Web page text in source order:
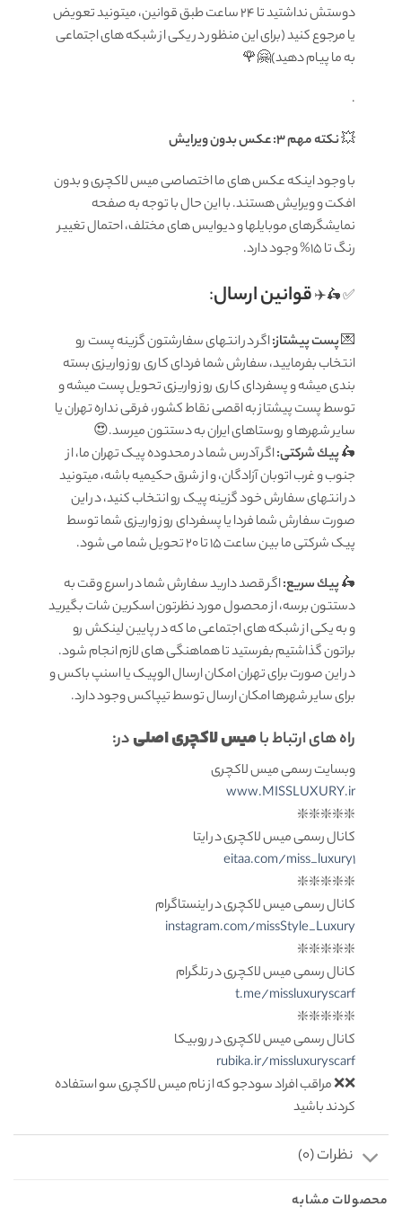
دوستش نداشتید تا ۲۴ ساعت طبق قوانین، میتونید تعویض
یا مرجوع کنید (برای این منظور در یکی از شبکه های اجتماعی
به ما پیام دهید)🤗🌹
.
💥نکته مهم 3: عکس بدون ویرایش
با وجود اینکه عکس های ما اختصاصی میس لاکچری و بدون
افکت و ویرایش هستند. با این حال با توجه به صفحه
نمایشگرهای موبایلها و دیوایس های مختلف، احتمال تغییر
رنگ تا 15% وجود دارد.
✅ 🛵✈️قوانين ارسال:
💌پست پیشتاز:اگر در انتهای سفارشتون گزینه پست رو
انتخاب بفرمایید، سفارش شما فردای کاری روز واریزی بسته
بندی میشه و پسفردای کاری روز واریزی تحویل پست میشه و
توسط پست پیشتاز به اقصی نقاط کشور، فرقی نداره تهران یا
سایر شهرها و روستاهای ایران به دستتون میرسد.😍
🛵پيك شرکتی:اگر آدرس شما در محدوده پیک تهران ما، از
جنوب و غرب اتوبان آزادگان، و از شرق حکیمیه باشه، میتونید
در انتهای سفارش خود گزینه پیک رو انتخاب کنید، در این
صورت سفارش شما فردا یا پسفردای روز واريزى شما توسط
پیک شرکتی ما بين ساعت ۱۵ تا ٢٠ تحويل شما مى شود.
🛵پيك سریع:اگر قصد دارید سفارش شما در اسرع وقت به
دستتون برسه، از محصول مورد نظرتون اسکرین شات بگیرید
و به یکی از شبکه های اجتماعی ما که در پایین لینکش رو
براتون گذاشتیم بفرستید تا هماهنگی های لازم انجام شود.
در این صورت برای تهران امکان ارسال الوپیک یا اسنپ باکس و
برای سایر شهرها امکان ارسال توسط تیپاکس وجود دارد.
راه های ارتباط بامیس لاکچری اصلیدر:
وبسایت رسمی میس لاکچری
www.MISSLUXURY.ir
❇️❇️❇️❇️❇️
کانال رسمی میس لاکچری در ایتا
eitaa.com/miss_luxury1
❇️❇️❇️❇️❇️
کانال رسمی میس لاکچری در اینستاگرام
instagram.com/missStyle_Luxury
❇️❇️❇️❇️❇️
کانال رسمی میس لاکچری در تلگرام
t.me/missluxuryscarf
❇️❇️❇️❇️❇️
کانال رسمی میس لاکچری در روبیکا
rubika.ir/missluxuryscarf
❌❌ مراقب افراد سودجو که از نام میس لاکچری سو استفاده
کردند باشید
نظرات (0)
محصولات مشابه